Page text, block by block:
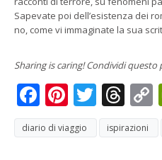
Sapevate poi dell’esistenza dei
no, come vi immaginate la sua
Sharing is caring! Condividi questo
Facebook
diario di viaggio ispirazioni